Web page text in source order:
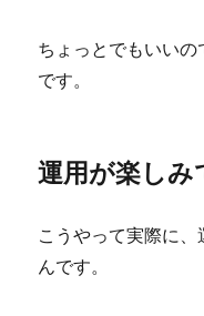
ちょっとでもいい
です。
運用が楽しみ
こうやって実際に
んです。